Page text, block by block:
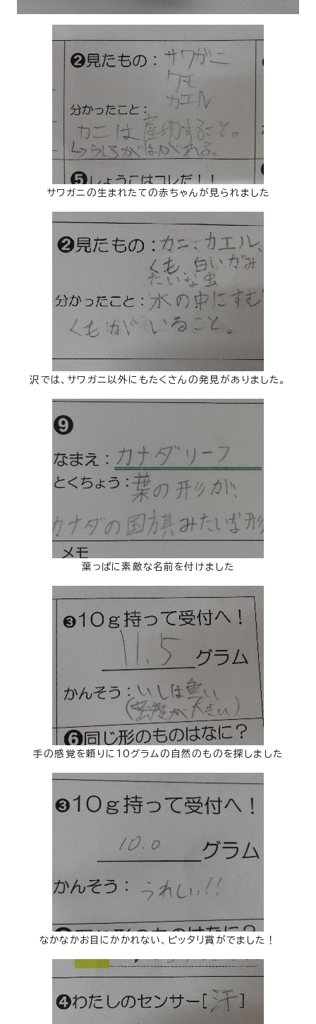
サワガニの生まれたての赤ちゃんが見られました
沢では、サワガニ以外にもたくさんの発見がありました。
葉っぱに素敵な名前を付けました
手の感覚を頼りに10グラムの自然のものを探しました
なかなかお目にかかれない、ピッタリ賞がでました！